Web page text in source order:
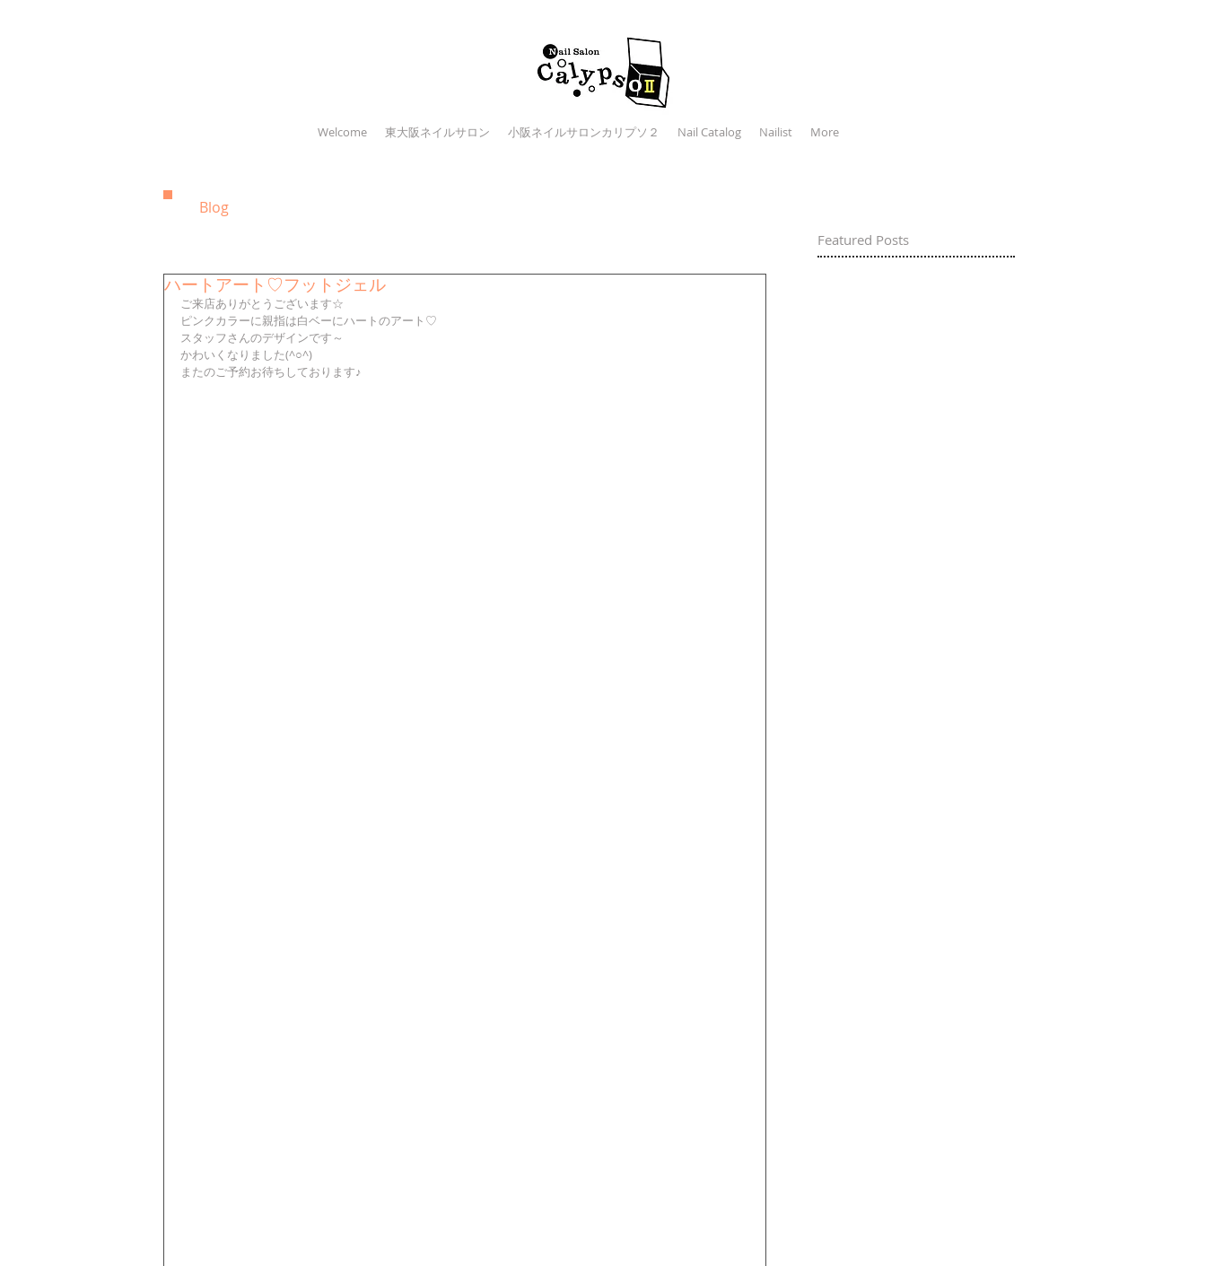
Welcome 東大阪ネイルサロン 小阪ネイルサロンカリプソ２ Nail Catalog Nailist More
Blog
Featured Posts
ハートアート♡フットジェル
ご来店ありがとうございます☆
ピンクカラーに親指は白ベーにハートのアート♡
スタッフさんのデザインです～
かわいくなりました(^○^)
またのご予約お待ちしております♪